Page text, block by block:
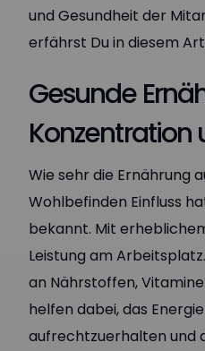
und Gesundheit der
erfährst Du in diesem
Gesunde
Konzentration
Wie sehr die Ernährung
Wohlbefinden Einfluss
bekannt. Mit
Leistung am
an Nährstoffen,
helfen dabei, das
aufrechtzuerhalten und